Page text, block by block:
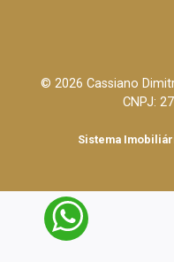
© 2026 Cassiano
CNPJ:
Sistema